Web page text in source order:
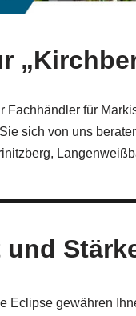
Fachhändler für
sich von uns
und
Eclipse gewähren